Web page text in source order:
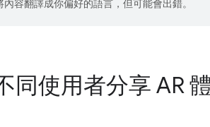
容翻譯成你偏好的語言，但可能會出錯。
同使用者分享 AR